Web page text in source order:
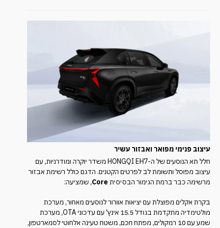
עיצוב פנימי מפואר ואבזור עשיר
חלל תא הנוסעים של ה-HONGQI EH7 משדר יוקרה ומודרניות, עם
עיצוב מפוסל ותשומת לב לפרטים הקטנים. הדגם כולל רשימת אבזור
מרשימה כבר ברמת הגימור הבסיסית Core, שמציעה:
בקרת אקלים מפוצלת עם יציאות אוורור לנוסעים מאחור, מערכת
מולטימדיה מתקדמת בגודל 15.5 אינץ' עם עדכוני OTA, מערכת
שמע עם 10 רמקולים, מפתח חכם, משטח טעינה אלחוטי לסמארטפון,